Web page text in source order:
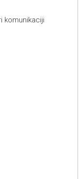
komunikaciji